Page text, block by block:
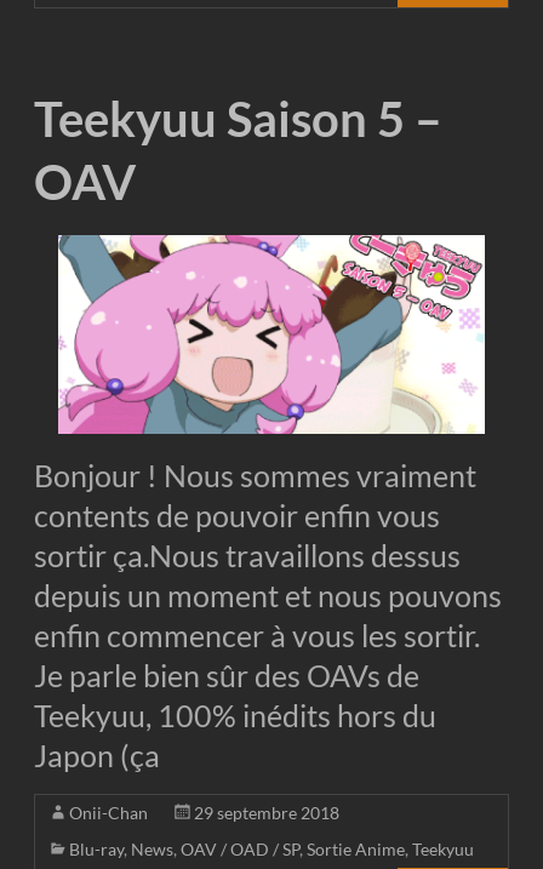
Teekyuu Saison 5 –
OAV
Bonjour ! Nous sommes vraiment
contents de pouvoir enfin vous
sortir ça.Nous travaillons dessus
depuis un moment et nous pouvons
enfin commencer à vous les sortir.
Je parle bien sûr des OAVs de
Teekyuu, 100% inédits hors du
Japon (ça
Onii-Chan
29 septembre 2018
Blu-ray, News,OAV / OAD / SP,Sortie Anime,Teekyuu